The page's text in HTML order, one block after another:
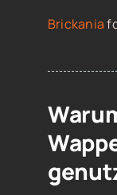
Brickania